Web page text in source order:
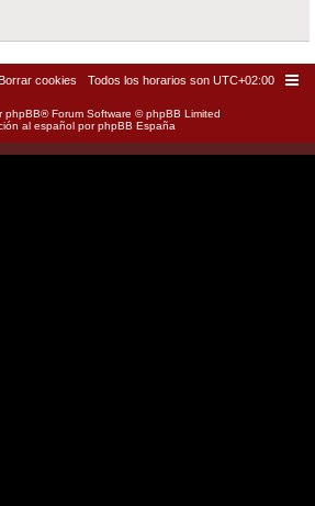
Todos los horarios son UTC+02:00
Borrar cookies
phpBB® Forum Software © phpBB Limited
al español porphpBB España